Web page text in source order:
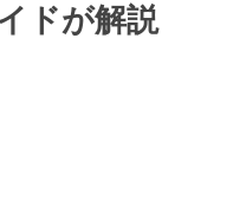
ドが解説